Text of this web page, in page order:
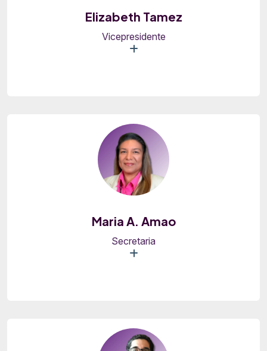
Elizabeth Tamez
Vicepresidente
Maria A. Amao
Secretaria